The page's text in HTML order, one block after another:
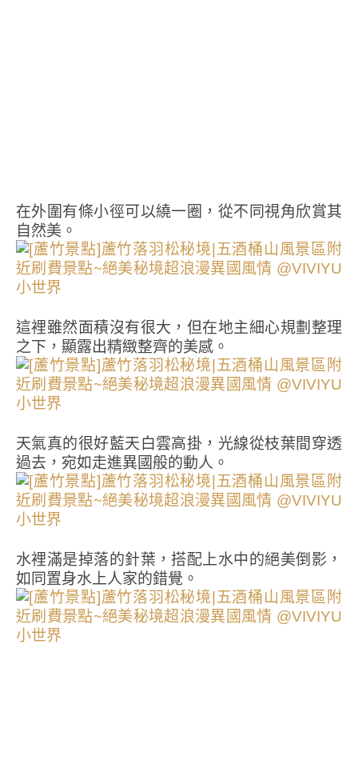
在外圍有條小徑可以繞一圈，從不同視角欣賞其
自然美。
這裡雖然面積沒有很大，但在地主細心規劃整理
之下，顯露出精緻整齊的美感。
天氣真的很好藍天白雲高掛，光線從枝葉間穿透
過去，宛如走進異國般的動人。
水裡滿是掉落的針葉，搭配上水中的絕美倒影，
如同置身水上人家的錯覺。